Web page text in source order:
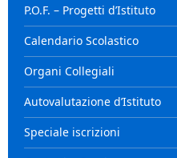
P.O.F. – Progetti d’Istituto
Calendario Scolastico
Organi Collegiali
Autovalutazione d’Istituto
Speciale iscrizioni